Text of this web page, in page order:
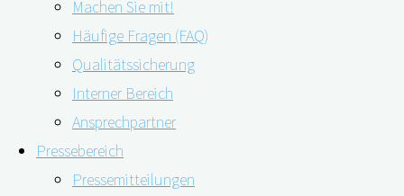
Machen Sie mit!
Häufige Fragen (FAQ)
Qualitätssicherung
Interner Bereich
Ansprechpartner
Pressebereich
Pressemitteilungen
Gedächtnisverlust, Aufmerksamkeitsdefizite oder die
Verschlechterung der motorischen Fähigkeiten: Für
ältere Menschen mit Demenz stellte die regelmäßige
Mundhygiene eine Herausforderung dar. Wie es um
aktuell um die Mundgesundheit, den Zusammenhang
zwischen Parodontalstatus und Demenz und den Bedarf
an Mundpflege bei Menschen mit Demenz steht,